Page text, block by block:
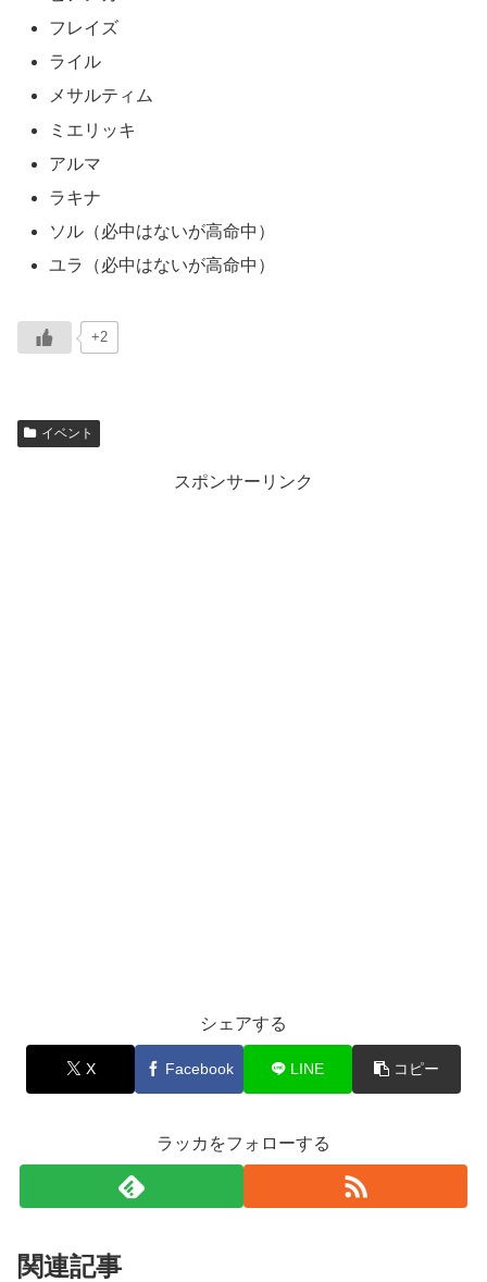
フレイズ
ライル
メサルティム
ミエリッキ
アルマ
ラキナ
ソル（必中はないが高命中）
ユラ（必中はないが高命中）
+2
イベント
スポンサーリンク
シェアする
X Facebook LINE コピー
ラッカをフォローする
関連記事